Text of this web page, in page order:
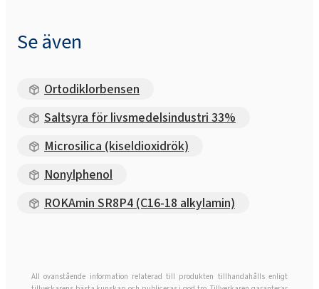
Se även
Ortodiklorbensen
Saltsyra för livsmedelsindustri 33%
Microsilica (kiseldioxidrök)
Nonylphenol
ROKAmin SR8P4 (C16-18 alkylamin)
All ovanstående information relaterad till produkten tillhandahålls enligt